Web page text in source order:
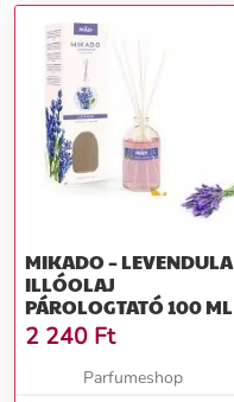
MIKADO – LEVENDULA
ILLÓOLAJ
PÁROLOGTATÓ 100 ML
2 240 Ft
Parfumeshop